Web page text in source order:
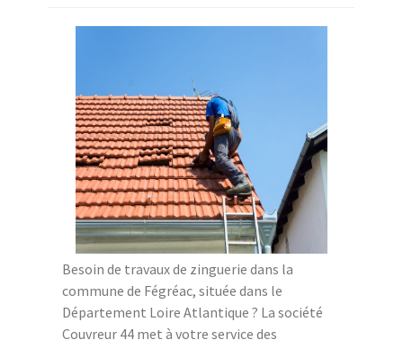
Besoin de travaux de zinguerie dans la
commune de Fégréac, située dans le
Département Loire Atlantique ? La société
Couvreur 44 met à votre service des